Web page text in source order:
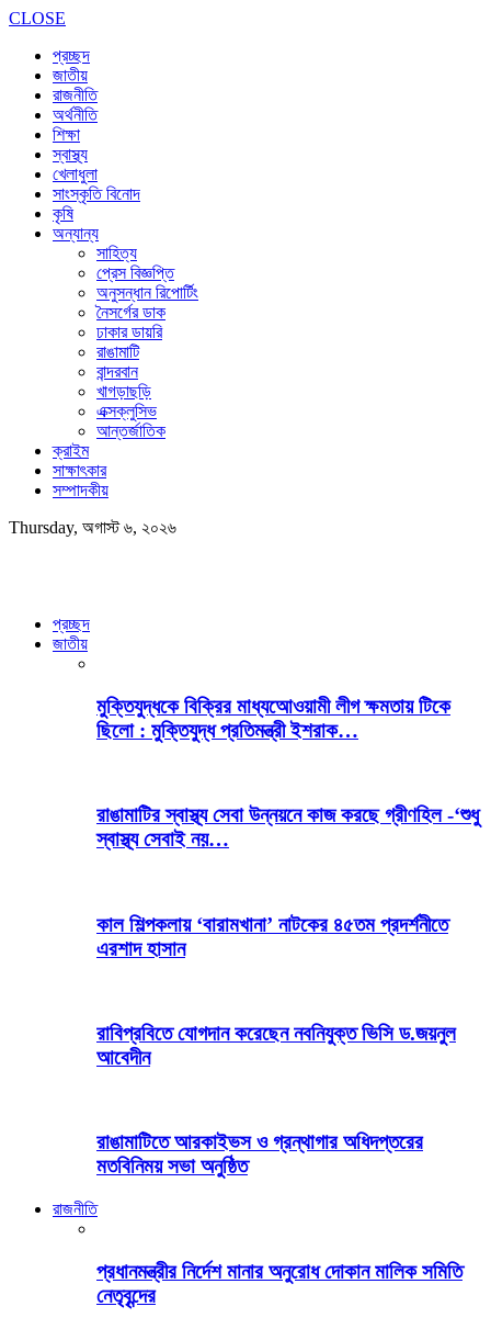
CLOSE
প্রচ্ছদ
জাতীয়
রাজনীতি
অর্থনীতি
শিক্ষা
স্বাস্থ্য
খেলাধুলা
সাংস্কৃতি বিনোদ
কৃষি
অন্যান্য
সাহিত্য
প্রেস বিজ্ঞপ্তি
অনুসন্ধান রিপোর্টিং
নৈসর্গের ডাক
ঢাকার ডায়রি
রাঙামাটি
বান্দরবান
খাগড়াছড়ি
এক্সক্লুসিভ
আন্তর্জাতিক
ক্রাইম
সাক্ষাৎকার
সম্পাদকীয়
Thursday, অগাস্ট ৬, ২০২৬
প্রচ্ছদ
জাতীয়
মুক্তিযুদ্ধকে বিক্রির মাধ্যআেওয়ামী লীগ ক্ষমতায় টিকে
ছিলো : মুক্তিযুদ্ধ প্রতিমন্ত্রী ইশরাক…
রাঙামাটির স্বাস্থ্য সেবা উন্নয়নে কাজ করছে গ্রীণহিল -‘শুধু
স্বাস্থ্য সেবাই নয়…
কাল শিল্পকলায় ‘বারামখানা’ নাটকের ৪৫তম প্রদর্শনীতে
এরশাদ হাসান
রাবিপ্রবিতে যোগদান করেছেন নবনিযুক্ত ভিসি ড.জয়নুল
আবেদীন
রাঙামাটিতে আরকাইভস ও গ্রন্থাগার অধিদপ্তরের
মতবিনিময় সভা অনুষ্ঠিত
রাজনীতি
প্রধানমন্ত্রীর নির্দেশ মানার অনুরোধ দোকান মালিক সমিতি
নেতৃবৃন্দের